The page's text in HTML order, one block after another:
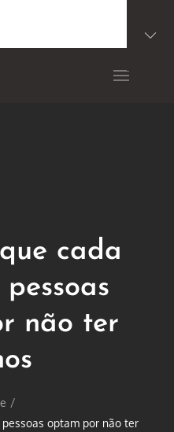
cada
não ter
optam por não ter